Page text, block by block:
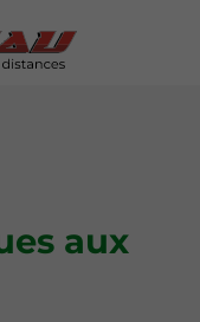
aux